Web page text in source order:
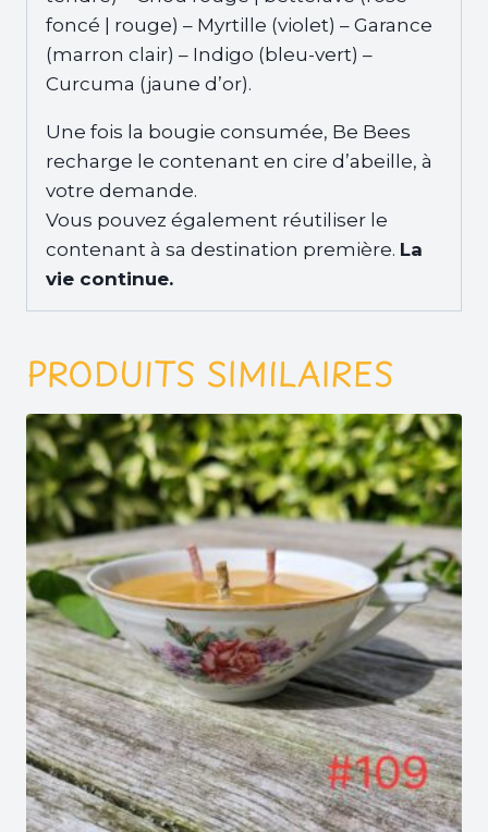
foncé | rouge) – Myrtille (violet) – Garance
(marron clair) – Indigo (bleu-vert) –
Curcuma (jaune d’or).
Une fois la bougie consumée, Be Bees
recharge le contenant en cire d’abeille, à
votre demande.
Vous pouvez également réutiliser le
contenant à sa destination première. La
vie continue.
PRODUITS SIMILAIRES